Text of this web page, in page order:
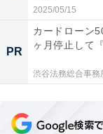
2025/05/15
PR
カードローン
ヶ月停止して
渋谷法務総合事務